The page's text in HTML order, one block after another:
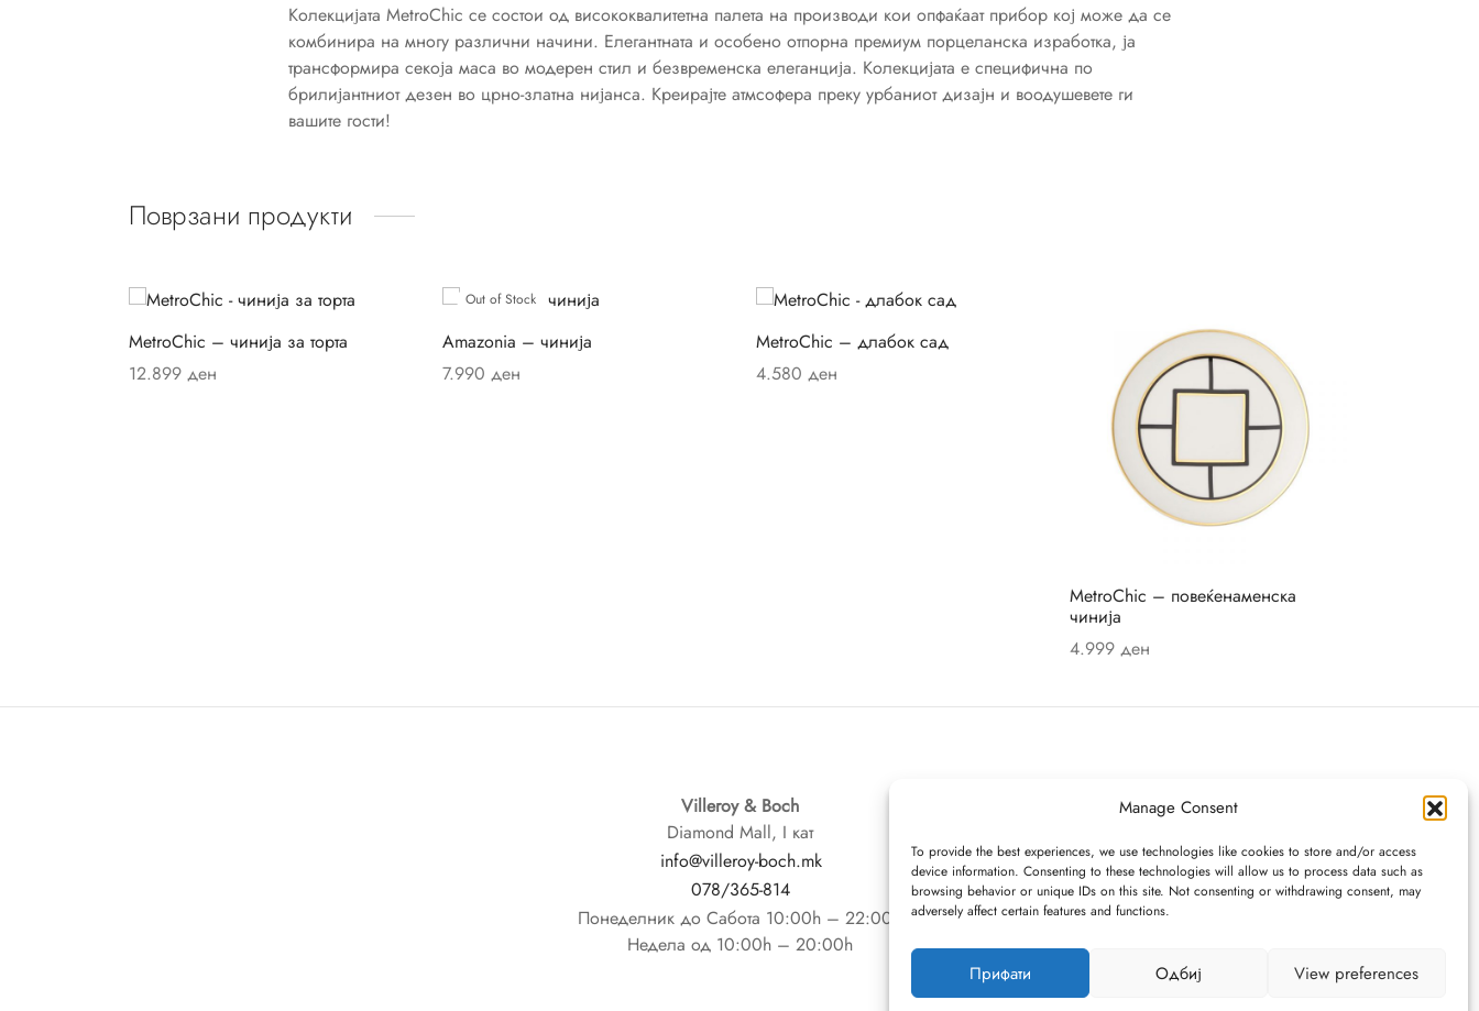
Manage Consent
To provide the best experiences, we use technologies like cookies to store and/or access
device information. Consenting to these technologies will allow us to process data such as
browsing behavior or unique IDs on this site. Not consenting or withdrawing consent, may
adversely affect certain features and functions.
Прифати Одбиј View preferences
Колекцијата MetroChic се состои од висококвалитетна палета на производи кои опфаќаат прибор кој може да се
комбинира на многу различни начини. Елегантната и особено отпорна премиум порцеланска изработка, ја
трансформира секоја маса во модерен стил и безвременска елеганција. Колекцијата е специфична по
брилијантниот дезен во црно-златна нијанса. Креирајте атмсофера преку урбаниот дизајн и воодушевете ги
вашите гости!
Поврзани продукти
MetroChic – чинија за торта
12.899 ден
Out of Stock
Amazonia – чинија
7.990 ден
MetroChic – длабок сад
4.580 ден
MetroChic – повеќенаменска
чинија
4.999 ден
Villeroy & Boch
Diamond Mall, I кат
info@villeroy-boch.mk
078/365-814
Понеделник до Сабота 10:00h – 22:00h
Недела од 10:00h – 20:00h